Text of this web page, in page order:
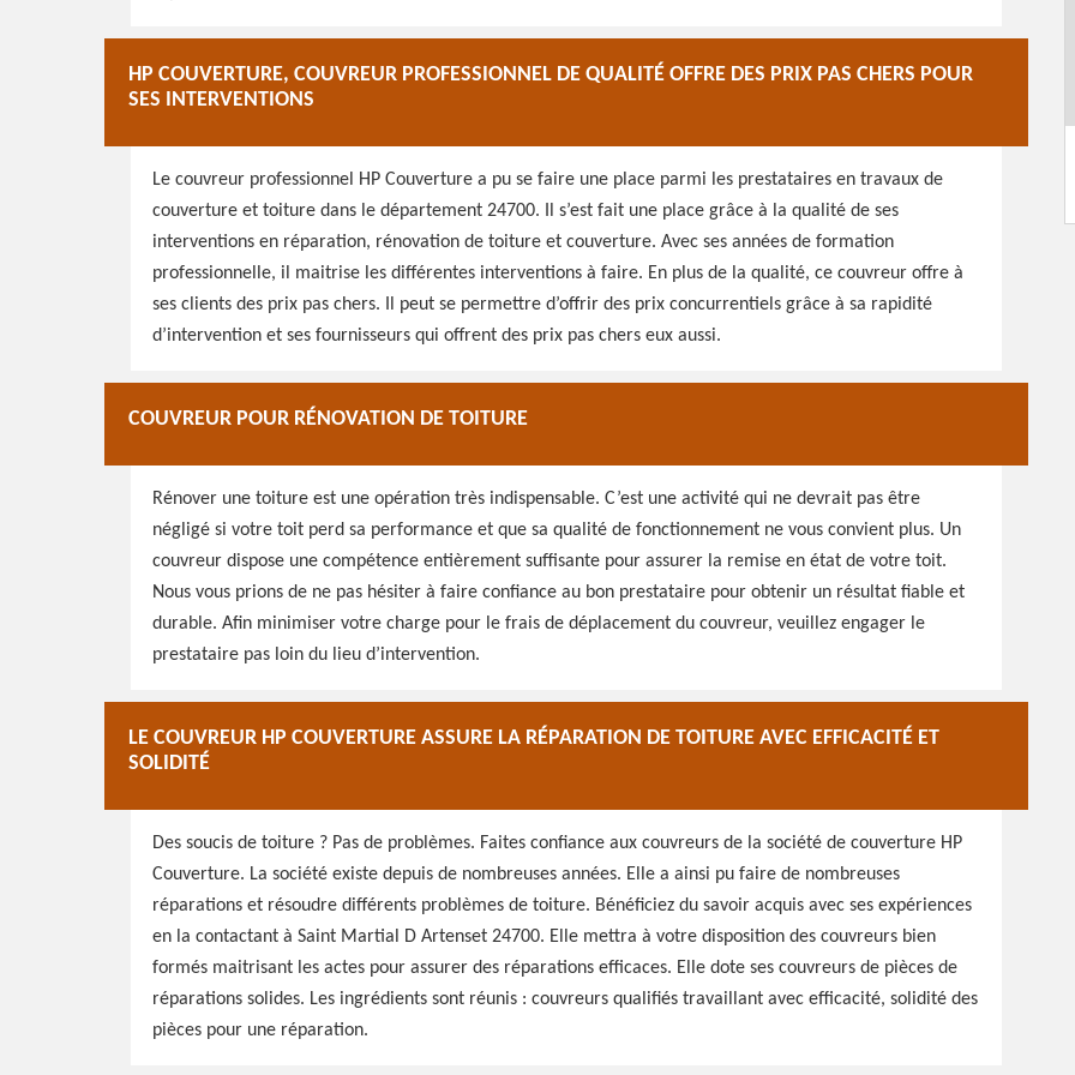
HP COUVERTURE, COUVREUR PROFESSIONNEL DE QUALITÉ OFFRE DES PRIX PAS CHERS POUR
SES INTERVENTIONS
Le couvreur professionnel HP Couverture a pu se faire une place parmi les prestataires en travaux de
couverture et toiture dans le département 24700. Il s’est fait une place grâce à la qualité de ses
interventions en réparation, rénovation de toiture et couverture. Avec ses années de formation
professionnelle, il maitrise les différentes interventions à faire. En plus de la qualité, ce couvreur offre à
ses clients des prix pas chers. Il peut se permettre d’offrir des prix concurrentiels grâce à sa rapidité
d’intervention et ses fournisseurs qui offrent des prix pas chers eux aussi.
COUVREUR POUR RÉNOVATION DE TOITURE
Rénover une toiture est une opération très indispensable. C’est une activité qui ne devrait pas être
négligé si votre toit perd sa performance et que sa qualité de fonctionnement ne vous convient plus. Un
couvreur dispose une compétence entièrement suffisante pour assurer la remise en état de votre toit.
Nous vous prions de ne pas hésiter à faire confiance au bon prestataire pour obtenir un résultat fiable et
durable. Afin minimiser votre charge pour le frais de déplacement du couvreur, veuillez engager le
prestataire pas loin du lieu d’intervention.
LE COUVREUR HP COUVERTURE ASSURE LA RÉPARATION DE TOITURE AVEC EFFICACITÉ ET
SOLIDITÉ
Des soucis de toiture ? Pas de problèmes. Faites confiance aux couvreurs de la société de couverture HP
Couverture. La société existe depuis de nombreuses années. Elle a ainsi pu faire de nombreuses
réparations et résoudre différents problèmes de toiture. Bénéficiez du savoir acquis avec ses expériences
en la contactant à Saint Martial D Artenset 24700. Elle mettra à votre disposition des couvreurs bien
formés maitrisant les actes pour assurer des réparations efficaces. Elle dote ses couvreurs de pièces de
réparations solides. Les ingrédients sont réunis : couvreurs qualifiés travaillant avec efficacité, solidité des
pièces pour une réparation.